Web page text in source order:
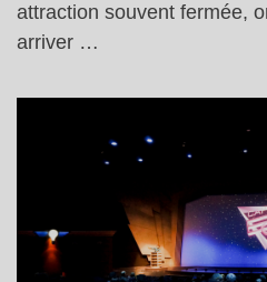
attraction souvent fermée,
arriver …